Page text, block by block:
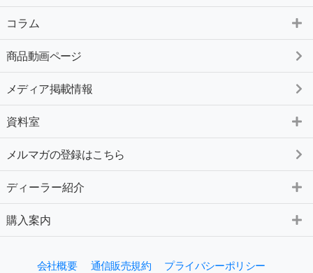
コラム
商品動画ページ
メディア掲載情報
資料室
メルマガの登録はこちら
ディーラー紹介
購入案内
会社概要 通信販売規約 プライバシーポリシー